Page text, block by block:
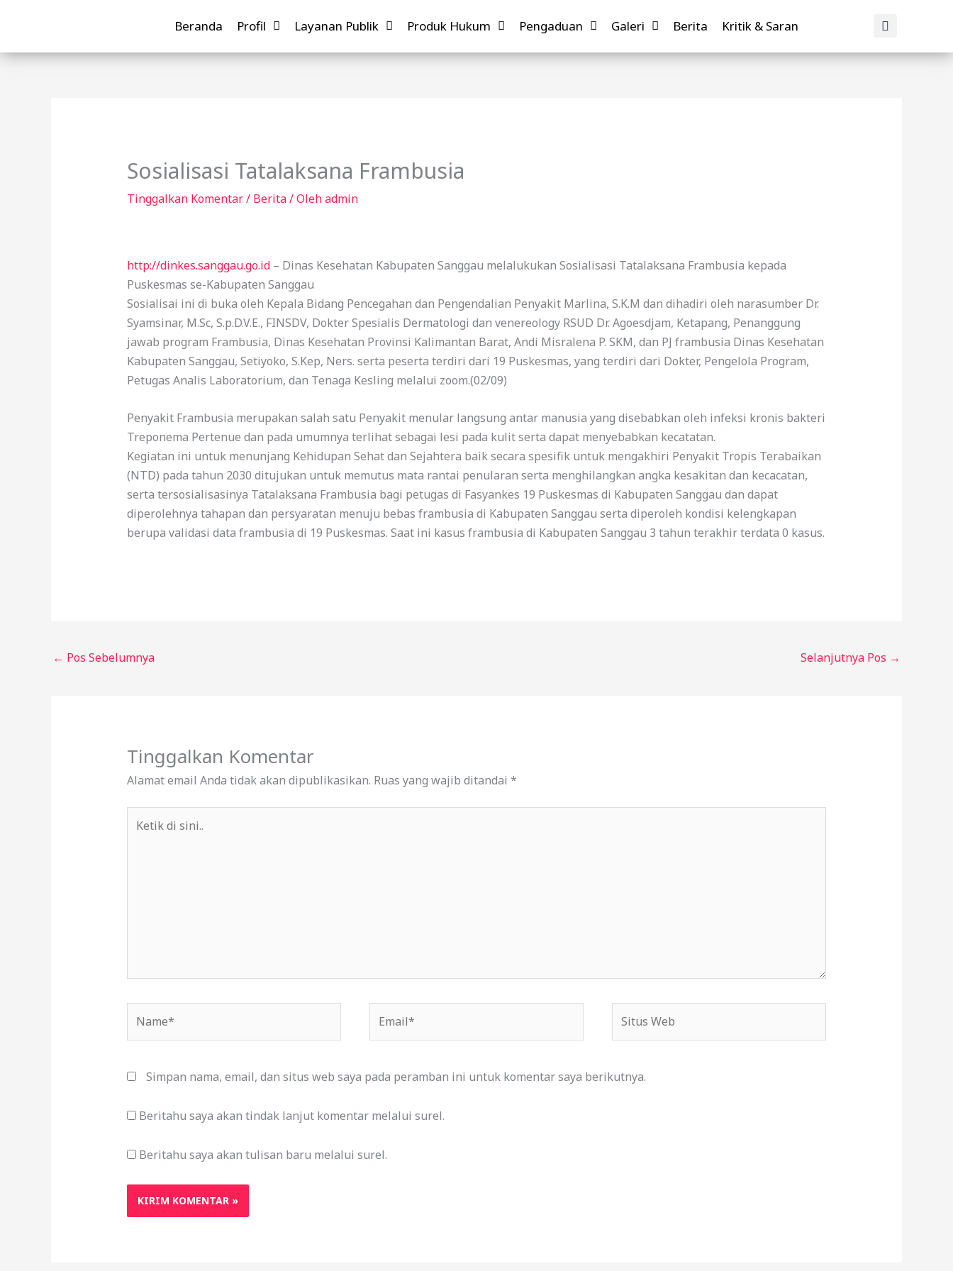
Beranda Profil Layanan Publik Produk Hukum Pengaduan Galeri Berita Kritik & Saran
Sosialisasi Tatalaksana Frambusia
Tinggalkan Komentar/ Berita/ Olehadmin
http://dinkes.sanggau.go.id– Dinas Kesehatan Kabupaten Sanggau melalukukan Sosialisasi Tatalaksana Frambusia kepada
Puskesmas se-Kabupaten Sanggau
Sosialisai ini di buka oleh Kepala Bidang Pencegahan dan Pengendalian Penyakit Marlina, S.K.M dan dihadiri oleh narasumber Dr.
Syamsinar, M.Sc, S.p.D.V.E., FINSDV, Dokter Spesialis Dermatologi dan venereology RSUD Dr. Agoesdjam, Ketapang, Penanggung
jawab program Frambusia, Dinas Kesehatan Provinsi Kalimantan Barat, Andi Misralena P. SKM, dan PJ frambusia Dinas Kesehatan
Kabupaten Sanggau, Setiyoko, S.Kep, Ners. serta peserta terdiri dari 19 Puskesmas, yang terdiri dari Dokter, Pengelola Program,
Petugas Analis Laboratorium, dan Tenaga Kesling melalui zoom.(02/09)
Penyakit Frambusia merupakan salah satu Penyakit menular langsung antar manusia yang disebabkan oleh infeksi kronis bakteri
Treponema Pertenue dan pada umumnya terlihat sebagai lesi pada kulit serta dapat menyebabkan kecatatan.
Kegiatan ini untuk menunjang Kehidupan Sehat dan Sejahtera baik secara spesifik untuk mengakhiri Penyakit Tropis Terabaikan
(NTD) pada tahun 2030 ditujukan untuk memutus mata rantai penularan serta menghilangkan angka kesakitan dan kecacatan,
serta tersosialisasinya Tatalaksana Frambusia bagi petugas di Fasyankes 19 Puskesmas di Kabupaten Sanggau dan dapat
diperolehnya tahapan dan persyaratan menuju bebas frambusia di Kabupaten Sanggau serta diperoleh kondisi kelengkapan
berupa validasi data frambusia di 19 Puskesmas. Saat ini kasus frambusia di Kabupaten Sanggau 3 tahun terakhir terdata 0 kasus.
← Pos Sebelumnya Selanjutnya Pos →
Tinggalkan Komentar
Alamat email Anda tidak akan dipublikasikan. Ruas yang wajib ditandai *
Web
Simpan nama, email, dan situs web saya pada peramban ini untuk komentar saya berikutnya.
Beritahu saya akan tindak lanjut komentar melalui surel.
Beritahu saya akan tulisan baru melalui surel.